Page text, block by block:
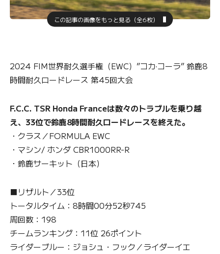
この記事の画像をもっと見る（全6枚）
2024 FIM世界耐久選手権（EWC）”コカ·コーラ” 鈴鹿8
時間耐久ロードレース 第45回大会
F.C.C. TSR Honda Franceは数々のトラブルを乗り越
え、33位で鈴鹿8時間耐久ロードレースを終えた。
・クラス／FORMULA EWC
・マシン/ ホンダ CBR1000RR-R
・鈴鹿サーキット（日本）
■リザルト／33位
トータルタイム：8時間00分52秒745
周回数：198
チームランキング：11位 26ポイント
ライダーブルー：ジョシュ・フック／ライダーイエ